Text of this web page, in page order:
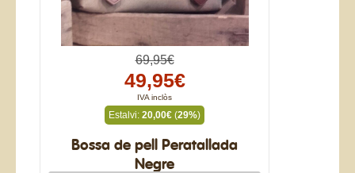
69,95€
49,95€
IVA inclòs
Estalvi: 20,00€ (29%)
Bossa de pell Peratallada
Negre